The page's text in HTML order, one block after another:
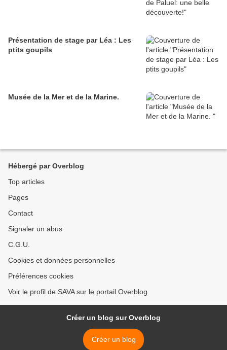
Présentation de stage par Léa : Les
ptits goupils
Musée de la Mer et de la Marine.
Hébergé par Overblog
Top articles
Pages
Contact
Signaler un abus
C.G.U.
Cookies et données personnelles
Préférences cookies
Voir le profil de SAVA sur le portail Overblog
Créer un blog sur Overblog
Créer un blog